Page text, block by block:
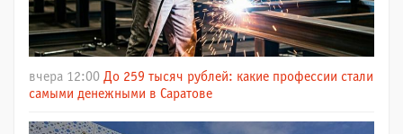
вчера 12:00 До 259 тысяч рублей: какие профессии стали
самыми денежными в Саратове